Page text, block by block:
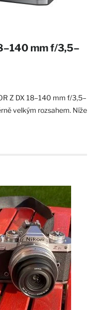
mm f/3,5–
Z DX 18–140 mm f/3,5–
velkým rozsahem. Níže